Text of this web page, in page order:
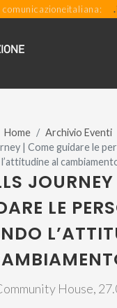
comunicazioneitaliana:
Home
Archivio Eventi
| Come guidare le
l’attitudine al
LE
House,